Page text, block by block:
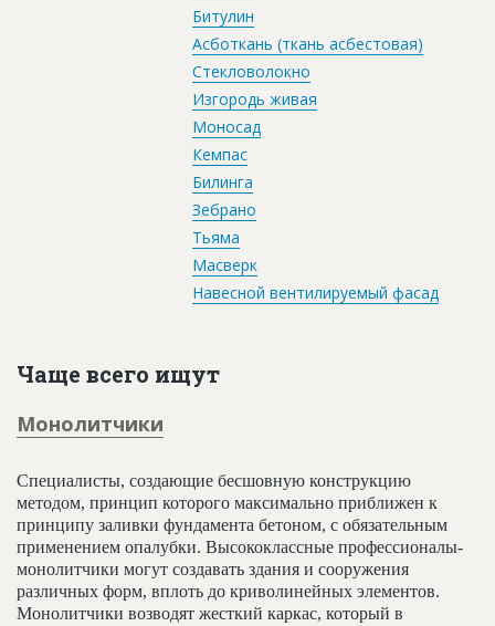
Битулин
Асботкань (ткань асбестовая)
Стекловолокно
Изгородь живая
Моносад
Кемпас
Билинга
Зебрано
Тьяма
Масверк
Навесной вентилируемый фасад
Чаще всего ищут
Монолитчики
Специалисты, создающие бесшовную конструкцию
методом, принцип которого максимально приближен к
принципу заливки фундамента бетоном, с обязательным
применением опалубки. Высококлассные профессионалы-
монолитчики могут создавать здания и сооружения
различных форм, вплоть до криволинейных элементов.
Монолитчики возводят жесткий каркас, который в